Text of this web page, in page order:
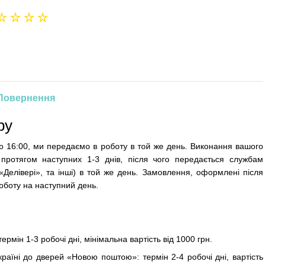
16:00, ми передаємо в роботу в той же день. Виконання вашого
наступних 1-3 днів, після чого передається службам
та інші) в той же день. Замовлення, оформлені після
на наступний день.
1-3 робочі дні, мінімальна вартість від 1000 грн.
до дверей «Новою поштою»: термін 2-4 робочі дні, вартість